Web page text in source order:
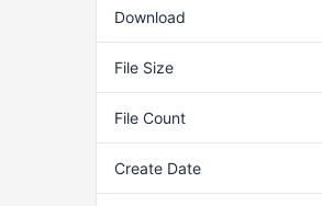
Download
File Size
File Count
Create Date